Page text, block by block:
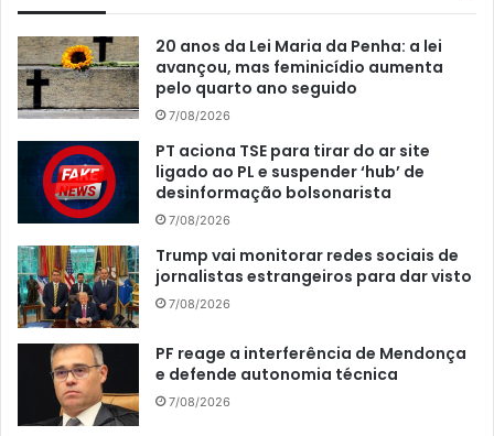
20 anos da Lei Maria da Penha: a lei
avançou, mas feminicídio aumenta
pelo quarto ano seguido
7/08/2026
PT aciona TSE para tirar do ar site
ligado ao PL e suspender ‘hub’ de
desinformação bolsonarista
7/08/2026
Trump vai monitorar redes sociais de
jornalistas estrangeiros para dar visto
7/08/2026
PF reage a interferência de Mendonça
e defende autonomia técnica
7/08/2026